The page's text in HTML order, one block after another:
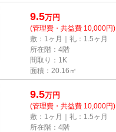
情報は...
9.5万円
(管理費・共益費 10,000円)
敷：1ヶ月｜礼：1.5ヶ月
所在階：4階
間取り：1K
面積：20.16㎡
9.5万円
(管理費・共益費 10,000円)
敷：1ヶ月｜礼：1.5ヶ月
所在階：4階